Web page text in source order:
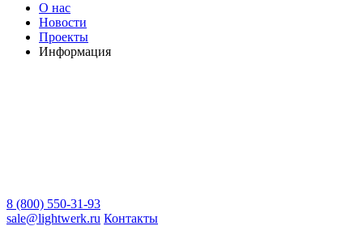
О нас
Новости
Проекты
Информация
8 (800) 550-31-93
sale@lightwerk.ru Контакты